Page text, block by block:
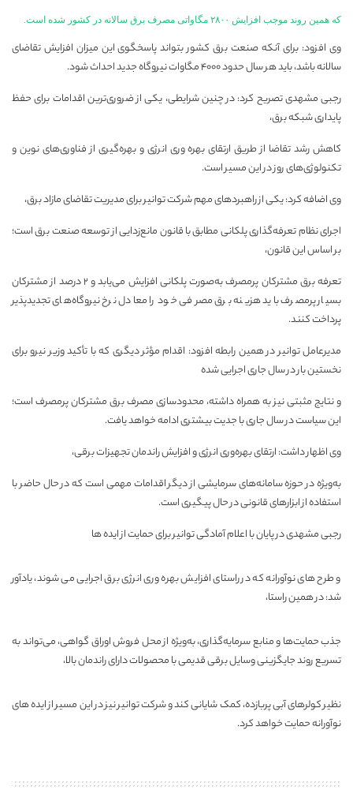
که همین روند موجب افزایش ۲۸۰۰ مگاواتی مصرف برق سالانه در کشور شده است.
وی افزود: برای آنکه صنعت برق کشور بتواند پاسخگوی این میزان افزایش تقاضای
سالانه باشد، باید هر سال حدود ۴۰۰۰ مگاوات نیروگاه جدید احداث شود.
رجبی مشهدی تصریح کرد: در چنین شرایطی، یکی از ضروری‌ترین اقدامات برای حفظ
پایداری شبکه برق،
کاهش رشد تقاضا از طریق ارتقای بهره وری انرژی و بهره‌گیری از فناوری‌های نوین و
تکنولوژی‌های روز در این مسیر است.
وی اضافه کرد: یکی از راهبردهای مهم شرکت توانیر برای مدیریت تقاضای مازاد برق،
اجرای نظام تعرفه‌گذاری پلکانی مطابق با قانون مانع‌زدایی از توسعه صنعت برق است؛
بر اساس این قانون،
تعرفه برق مشترکان پرمصرف به‌صورت پلکانی افزایش می‌یابد و ۲ درصد از مشترکان
بسیار پرمصرف باید هزینه برق مصرفی خود را معادل نرخ نیروگاه‌های تجدیدپذیر
پرداخت کنند.
مدیرعامل توانیر در همین رابطه افزود: اقدام مؤثر دیگری که با تأکید وزیر نیرو برای
نخستین بار در سال جاری اجرایی شده
و نتایج مثبتی نیز به همراه داشته، محدودسازی مصرف برق مشترکان پرمصرف است؛
این سیاست در سال جاری با جدیت بیشتری ادامه خواهد یافت.
وی اظهار داشت: ارتقای بهره‌وری انرژی و افزایش راندمان تجهیزات برقی،
به‌ویژه در حوزه سامانه‌های سرمایشی از دیگر اقدامات مهمی است که در حال حاضر با
استفاده از ابزارهای قانونی در حال پیگیری است.
رجبی مشهدی در پایان با اعلام آمادگی توانیر برای حمایت از ایده ها
و طرح های نوآورانه که در راستای افزایش بهره وری انرژی برق اجرایی می شوند، یادآور
شد: در همین راستا،
جذب حمایت‌ها و منابع سرمایه‌گذاری، به‌ویژه از محل فروش اوراق گواهی، می‌تواند به
تسریع روند جایگزینی وسایل برقی قدیمی با محصولات دارای راندمان بالا،
نظیر کولرهای آبی پربازده، کمک شایانی کند و شرکت توانیر نیز در این مسیر از ایده های
نوآورانه حمایت خواهد کرد.